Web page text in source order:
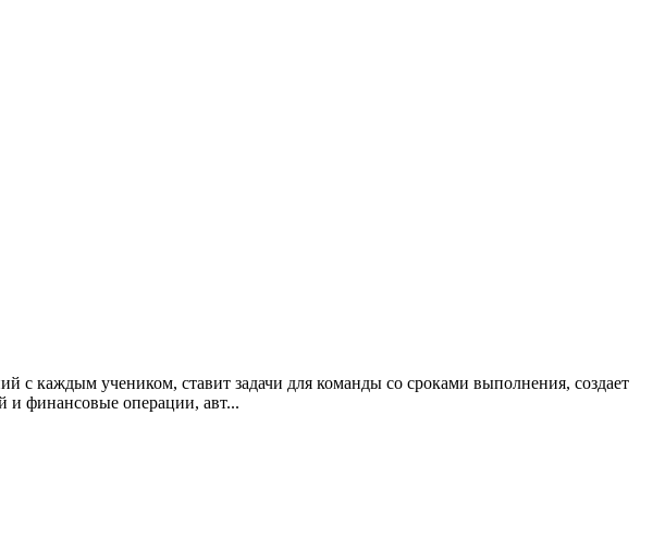
с каждым учеником, ставит задачи для команды со сроками выполнения, создает
и финансовые операции, авт...